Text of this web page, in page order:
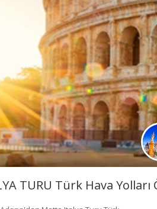
TURU Türk Hava Yolları